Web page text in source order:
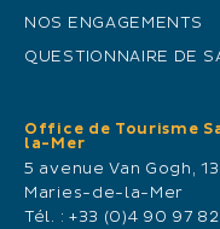
NOS ENGAGEMENTS
QUESTIONNAIRE DE
Office de Tourisme
la-Mer
5 avenue Van Gogh,
Maries-de-la-Mer
Tél. : +33 (0)4 90 97